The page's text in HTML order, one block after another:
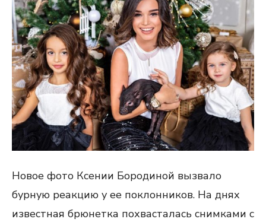
Новое фото Ксении Бородиной вызвало
бурную реакцию у ее поклонников. На днях
известная брюнетка похвасталась снимками с